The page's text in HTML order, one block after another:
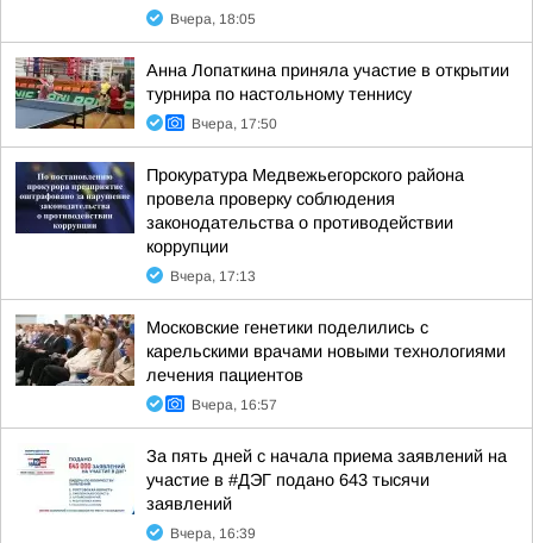
Вчера, 18:05
Анна Лопаткина приняла участие в открытии
турнира по настольному теннису
Вчера, 17:50
Прокуратура Медвежьегорского района
провела проверку соблюдения
законодательства о противодействии
коррупции
Вчера, 17:13
Московские генетики поделились с
карельскими врачами новыми технологиями
лечения пациентов
Вчера, 16:57
За пять дней с начала приема заявлений на
участие в #ДЭГ подано 643 тысячи
заявлений
Вчера, 16:39